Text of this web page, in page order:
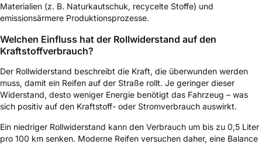
Materialien (z. B. Naturkautschuk, recycelte Stoffe) und
emissionsärmere Produktionsprozesse.
Welchen Einfluss hat der Rollwiderstand auf den
Kraftstoffverbrauch?
Der Rollwiderstand beschreibt die Kraft, die überwunden werden
muss, damit ein Reifen auf der Straße rollt. Je geringer dieser
Widerstand, desto weniger Energie benötigt das Fahrzeug – was
sich positiv auf den Kraftstoff- oder Stromverbrauch auswirkt.
Ein niedriger Rollwiderstand kann den Verbrauch um bis zu 0,5 Liter
pro 100 km senken. Moderne Reifen versuchen daher, eine Balance